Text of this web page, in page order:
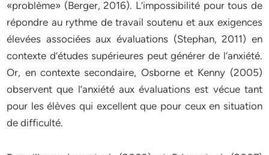
«problème» (Berger, 2016). L’impossibilité pour tous de
répondre au rythme de travail soutenu et aux exigences
élevées associées aux évaluations (Stephan, 2011) en
contexte d’études supérieures peut générer de l’anxiété.
Or, en contexte secondaire, Osborne et Kenny (2005)
observent que l’anxiété aux évaluations est vécue tant
pour les élèves qui excellent que pour ceux en situation
de difficulté.